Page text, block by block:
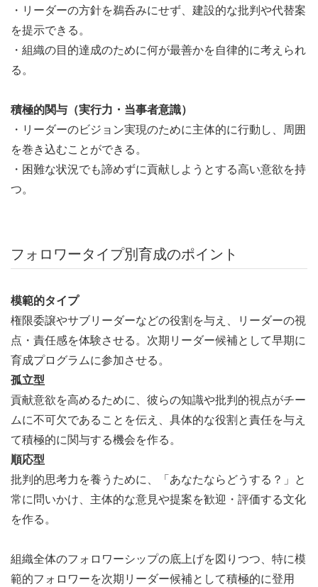
・リーダーの方針を鵜呑みにせず、建設的な批判や代替案
を提示できる。
・組織の目的達成のために何が最善かを自律的に考えられ
る。
積極的関与（実行力・当事者意識）
・リーダーのビジョン実現のために主体的に行動し、周囲
を巻き込むことができる。
・困難な状況でも諦めずに貢献しようとする高い意欲を持
つ。
フォロワータイプ別育成のポイント
模範的タイプ
権限委譲やサブリーダーなどの役割を与え、リーダーの視
点・責任感を体験させる。次期リーダー候補として早期に
育成プログラムに参加させる。
孤立型
貢献意欲を高めるために、彼らの知識や批判的視点がチー
ムに不可欠であることを伝え、具体的な役割と責任を与え
て積極的に関与する機会を作る。
順応型
批判的思考力を養うために、「あなたならどうする？」と
常に問いかけ、主体的な意見や提案を歓迎・評価する文化
を作る。
組織全体のフォロワーシップの底上げを図りつつ、特に模
範的フォロワーを次期リーダー候補として積極的に登用